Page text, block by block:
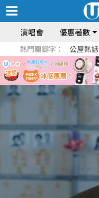
演唱會 優惠著數
熱門關鍵字： 公屋熱話